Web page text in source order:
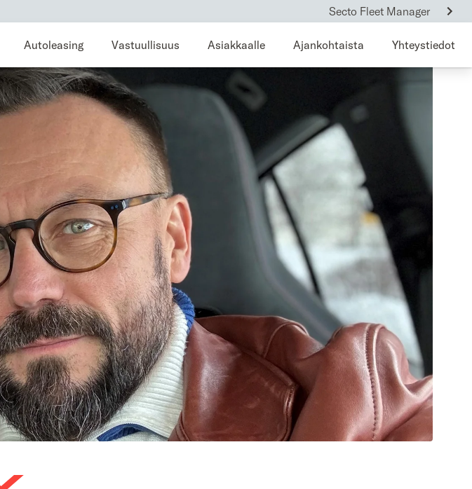
Secto Fleet Manager
Autoleasing Vastuullisuus Asiakkaalle Ajankohtaista Yhteystiedot